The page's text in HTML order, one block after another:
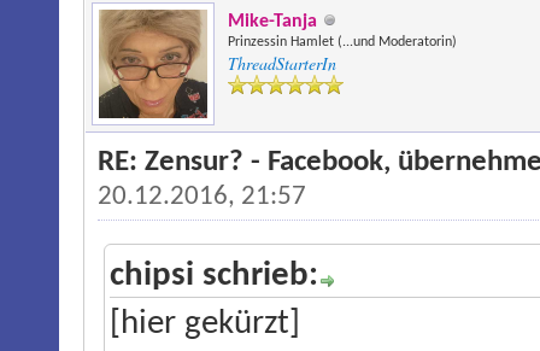
Mike-Tanja
Prinzessin Hamlet (...und Moderatorin)
ThreadStarterIn
RE: Zensur? - Facebook,
20.12.2016, 21:57
chipsi schrieb:
[hier gekürzt]